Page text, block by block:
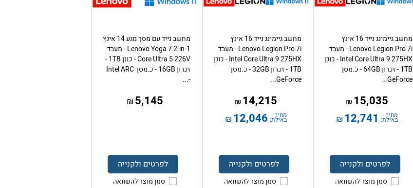
מחשב גיימינג נייד 16 אינץ
Lenovo Legion Pro 7i - מעבד
Intel Core Ultra 9 275HX - כונן
1TB - זכרון 64GB - כ.מסך
GeForce...
15,035
₪
מחיר
באילת: 12,741
₪
לפרטים ולקנייה
סמן מוצר להשוואה
מחשב גיימינג נייד 16 אינץ
Lenovo Legion Pro 7i - מעבד
Intel Core Ultra 9 275HX - כונן
1TB - זכרון 32GB - כ.מסך
GeForce...
14,215
₪
מחיר
באילת: 12,046
₪
לפרטים ולקנייה
סמן מוצר להשוואה
מחשב נייד עם מסך מגע 14 אינץ
Lenovo Yoga 7 2-in-1 - מעבד
Core Ultra 5 226V - כונן 1TB -
זכרון 16GB - כ.מסך Intel ARC
-...
5,145
₪
לפרטים ולקנייה
סמן מוצר להשוואה